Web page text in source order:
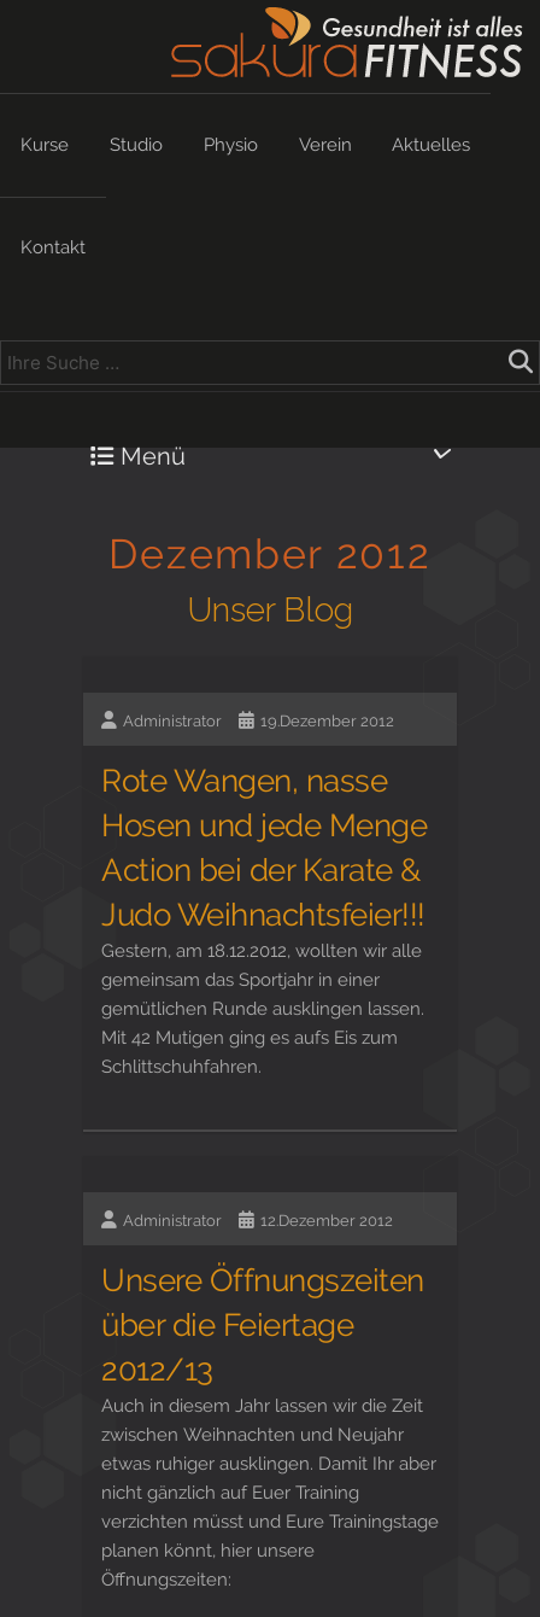
Kurse Studio Physio Verein Aktuelles
Kontakt
Menü
Gesund in Form
Aktiv für Ihre Gesundheit
Dezember 2012
Unser Blog
Administrator 19.Dezember 2012
Rote Wangen, nasse
Hosen und jede Menge
Action bei der Karate &
Judo Weihnachtsfeier!!!
Gestern, am 18.12.2012, wollten wir alle
gemeinsam das Sportjahr in einer
gemütlichen Runde ausklingen lassen.
Mit 42 Mutigen ging es aufs Eis zum
Schlittschuhfahren.
Administrator 12.Dezember 2012
Unsere Öffnungszeiten
über die Feiertage
2012/13
Auch in diesem Jahr lassen wir die Zeit
zwischen Weihnachten und Neujahr
etwas ruhiger ausklingen. Damit Ihr aber
nicht gänzlich auf Euer Training
verzichten müsst und Eure Trainingstage
planen könnt, hier unsere
Öffnungszeiten: